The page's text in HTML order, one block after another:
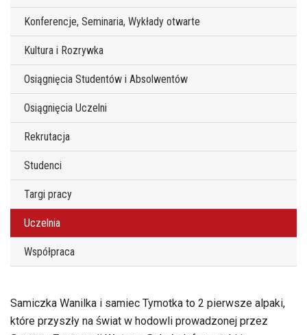
Konferencje, Seminaria, Wykłady otwarte
Kultura i Rozrywka
Osiągnięcia Studentów i Absolwentów
Osiągnięcia Uczelni
Rekrutacja
Studenci
Targi pracy
Uczelnia
Współpraca
Samiczka Wanilka i samiec Tymotka to 2 pierwsze alpaki,
które przyszły na świat w hodowli prowadzonej przez